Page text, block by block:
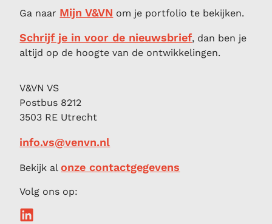
Ga naar Mijn V&VN om je portfolio te bekijken.
Schrijf je in voor de nieuwsbrief, dan ben je
altijd op de hoogte van de ontwikkelingen.
V&VN VS
Postbus 8212
3503 RE Utrecht
info.vs@venvn.nl
Bekijk alonze contactgegevens
Volg ons op: